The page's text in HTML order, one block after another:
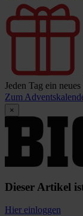
Jeden Tag ein
Zum
×
Dieser Artikel
Hier einloggen